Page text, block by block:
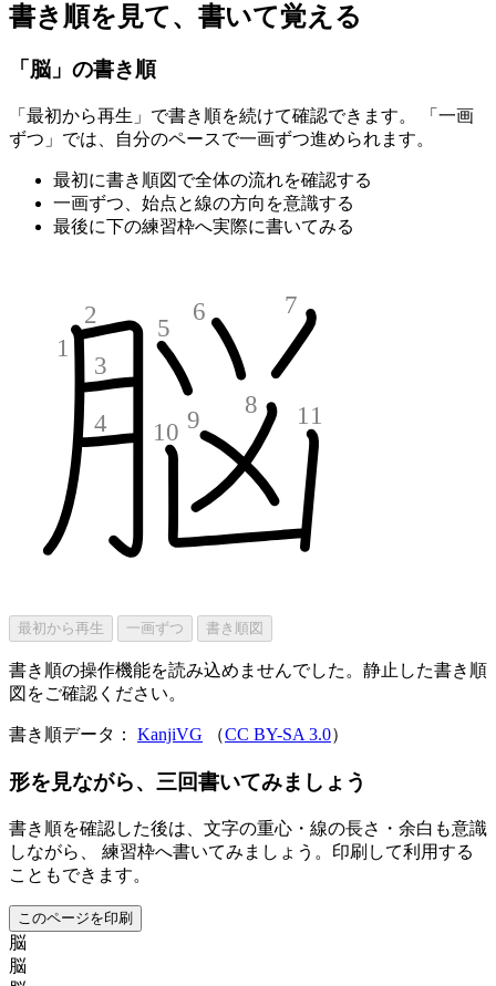
書き順を見て、書いて覚える
「脳」の書き順
「最初から再生」で書き順を続けて確認できます。 「一画
ずつ」では、自分のペースで一画ずつ進められます。
最初に書き順図で全体の流れを確認する
一画ずつ、始点と線の方向を意識する
最後に下の練習枠へ実際に書いてみる
最初から再生 一画ずつ 書き順図
書き順の操作機能を読み込めませんでした。静止した書き順
図をご確認ください。
書き順データ： KanjiVG （CC BY-SA 3.0）
形を見ながら、三回書いてみましょう
書き順を確認した後は、文字の重心・線の長さ・余白も意識
しながら、 練習枠へ書いてみましょう。印刷して利用する
こともできます。
このページを印刷
脳
脳